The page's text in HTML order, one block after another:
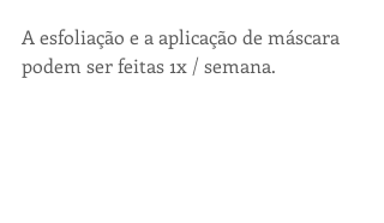
A esfoliação e a aplicação de máscara
podem ser feitas 1x / semana.